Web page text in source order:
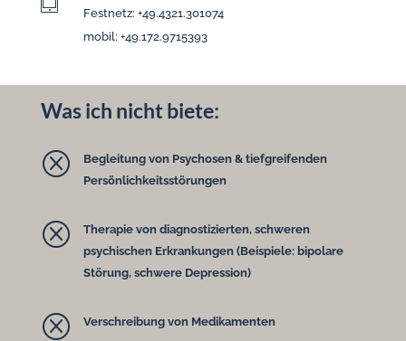
Festnetz: +49.4321.301074
mobil: +49.172.9715393
Was ich nicht biete:
Q
Begleitung von Psychosen & tiefgreifenden
Persönlichkeitsstörungen
Q
Therapie von diagnostizierten, schweren
psychischen Erkrankungen (Beispiele: bipolare
Störung, schwere Depression)
Q Verschreibung von Medikamenten